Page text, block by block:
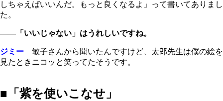
しちゃえばいいんだ。もっと良くなるよ」って書いてありまし
た。
――「いいじゃない」はうれしいですね。
ジミー 敏子さんから聞いたんですけど、太郎先生は僕の絵を
見たときニコッと笑ってたそうです。
■「紫を使いこなせ」